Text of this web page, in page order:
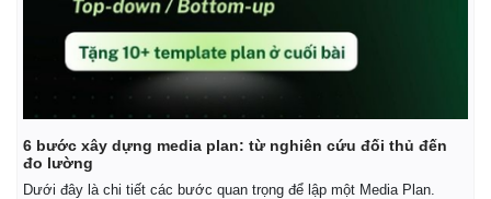
6 bước xây dựng media plan: từ nghiên cứu đối thủ đến
đo lường
Dưới đây là chi tiết các bước quan trọng để lập một Media Plan.